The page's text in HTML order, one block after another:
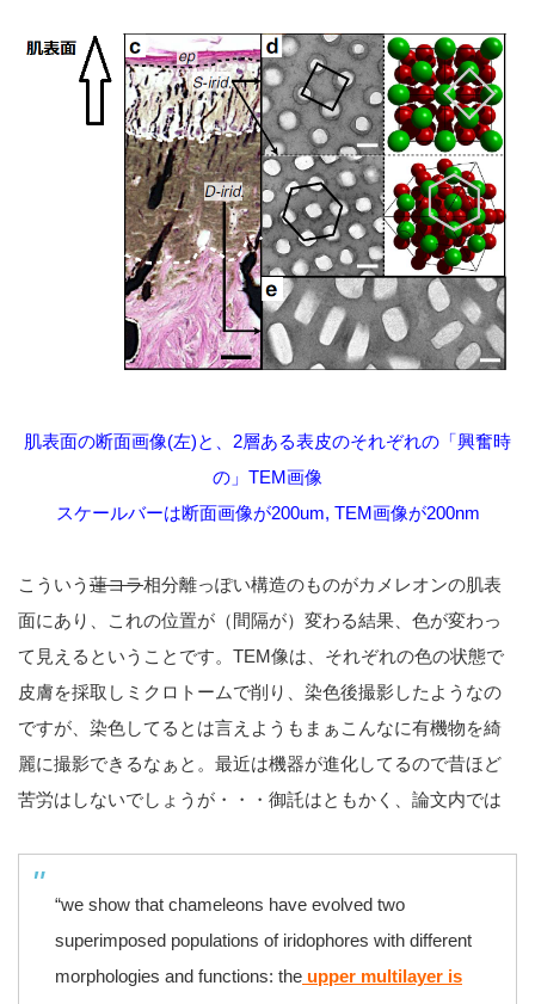
肌表面の断面画像(左)と、2層ある表皮のそれぞれの「興奮時
の」TEM画像
スケールバーは断面画像が200um, TEM画像が200nm
こういう 蓮コラ相分離っぽい構造のものがカメレオンの肌表
面にあり、これの位置が（間隔が）変わる結果、色が変わっ
て見えるということです。TEM像は、それぞれの色の状態で
皮膚を採取しミクロトームで削り、染色後撮影したようなの
ですが、染色してるとは言えようもまぁこんなに有機物を綺
麗に撮影できるなぁと。最近は機器が進化してるので昔ほど
苦労はしないでしょうが・・・御託はともかく、論文内では
“we show that chameleons have evolved two
superimposed populations of iridophores with different
morphologies and functions: the upper multilayer is